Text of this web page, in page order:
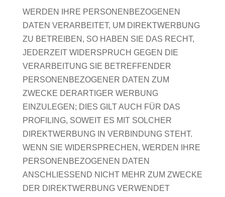
WERDEN IHRE PERSONENBEZOGENEN
DATEN VERARBEITET, UM DIREKTWERBUNG
ZU BETREIBEN, SO HABEN SIE DAS RECHT,
JEDERZEIT WIDERSPRUCH GEGEN DIE
VERARBEITUNG SIE BETREFFENDER
PERSONENBEZOGENER DATEN ZUM
ZWECKE DERARTIGER WERBUNG
EINZULEGEN; DIES GILT AUCH FÜR DAS
PROFILING, SOWEIT ES MIT SOLCHER
DIREKTWERBUNG IN VERBINDUNG STEHT.
WENN SIE WIDERSPRECHEN, WERDEN IHRE
PERSONENBEZOGENEN DATEN
ANSCHLIESSEND NICHT MEHR ZUM ZWECKE
DER DIREKTWERBUNG VERWENDET